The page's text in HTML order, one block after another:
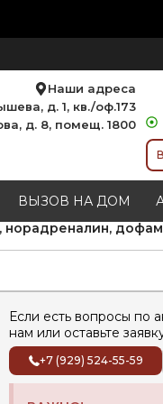
Наши адреса
д. 1, кв./оф.173
д. 8, помещ. 1800
ВЫЗОВ НА ДОМ
норадреналин,
Если есть вопросы по
нам или оставьте
+7 (929) 524-55-59